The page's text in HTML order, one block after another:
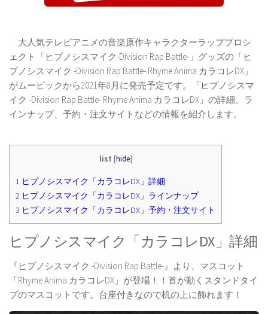
大人気テレビアニメの音楽原作キャラクターラッププロシ
ェクト「ヒプノシスマイク-Division Rap Battle-」グッズの「ヒ
プノシスマイク -Division Rap Battle- Rhyme Anima カラコレDX」
がムービックから2021年8月に発売予定です。「ヒプノシスマ
イク -Division Rap Battle- Rhyme Anima カラコレDX」の詳細、ラ
インナップ、予約・注文サイトなどの情報を紹介します。
list [hide]
1 ヒプノシスマイク「カラコレDX」詳細
2 ヒプノシスマイク「カラコレDX」ラインナップ
3 ヒプノシスマイク「カラコレDX」予約・注文サイト
ヒプノシスマイク「カラコレDX」詳細
『ヒプノシスマイク -Division Rap Battle-』より、マスコット
「Rhyme Anima カラコレDX」が登場！！首が動くスタンドタイ
プのマスコットです。台座付きなので机の上に飾れます！